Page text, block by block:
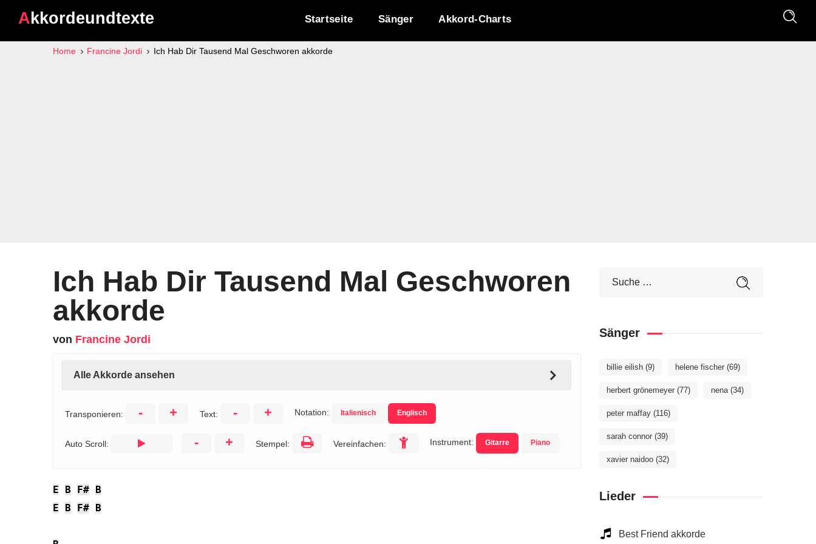
Akkordeundtexte Startseite Sänger Akkord-Charts
Home Francine Jordi Ich Hab Dir Tausend Mal Geschworen akkorde
Ich Hab Dir Tausend Mal Geschworen
akkorde
von Francine Jordi
Alle Akkorde ansehen
Transponieren: - + Text: - + Notation: Italienisch Englisch
Auto Scroll: - + Stempel: Vereinfachen: Instrument: Gitarre Piano
E B F# B
E
B F# B
Sänger
billie eilish (9) helene fischer (69)
herbert grönemeyer (77) nena(34)
peter maffay (116)
sarah connor (39)
xavier naidoo (32)
Lieder
Best Friend akkorde